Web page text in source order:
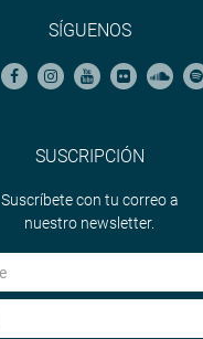
SÍGUENOS
SUSCRIPCIÓN
Suscríbete con tu correo a
nuestro newsletter.